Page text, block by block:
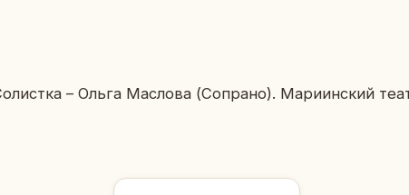
– Ольга Мас­ло­ва (Cо­пра­но). Ма­ри­ин­ский